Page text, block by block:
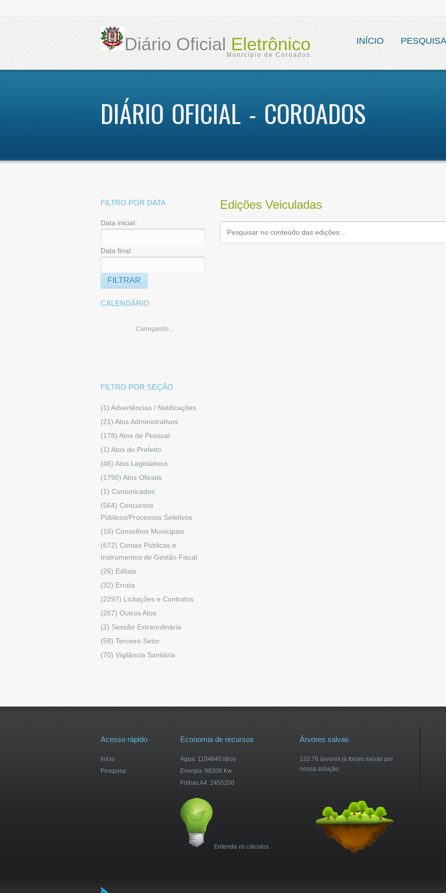
Diário OficialEletrônico
Município de Coroados
INÍCIO
DIÁRIO OFICIAL - COROADOS
FILTRO POR DATA
Data inicial:
Data final:
CALENDÁRIO
Carregando…
FILTRO POR SEÇÃO
(1) Advertências / Notificações
(21) Atos Administrativos
(178) Atos de Pessoal
(1) Atos do Prefeito
(46) Atos Legislativos
(1790) Atos Oficiais
(1) Comunicados
(564) Concursos
Públicos/Processos Seletivos
(16) Conselhos Municipais
(672) Contas Públicas e
Instrumentos de Gestão Fiscal
(26) Editais
(32) Errata
(2297) Licitações e Contratos
(267) Outros Atos
(2) Sessão Extraordinária
(58) Terceiro Setor
(70) Vigilância Sanitária
Edições Veiculadas
Acesso rápido
Início
Pesquisa
Economia de recursos
Água: 1104840 litros
Energia: 98208 Kw
Folhas A4: 2455200
Entenda os cálculos.
Árvores salvas
122.76 árvores já foram salvas por
nossa solução.